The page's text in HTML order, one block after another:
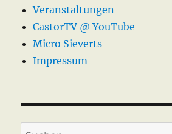
2011
Veranstaltungen
CastorTV @ YouTube
Micro Sieverts
Impressum
Suche